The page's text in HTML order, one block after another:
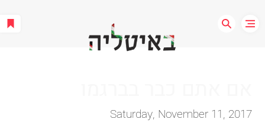
Saturday, November 11, 2017